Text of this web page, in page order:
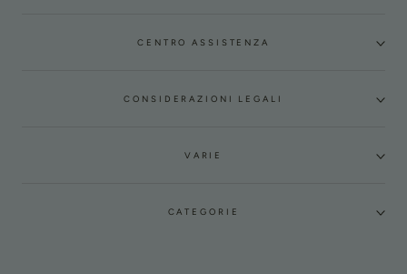
CENTRO ASSISTENZA
CONSIDERAZIONI LEGALI
VARIE
CATEGORIE